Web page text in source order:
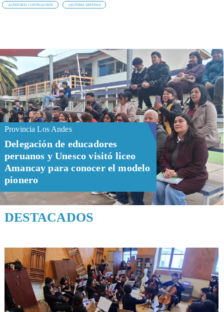
AUDITORÍA CONTRALORÍA LEGÍTIMA DEFENSA
Provincia Los Andes
Delegación de educadores
peruanos y Unesco visitó liceo
Amancay para conocer el modelo
pionero
DESTACADOS